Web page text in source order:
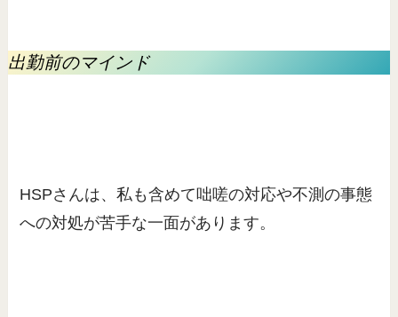
出勤前のマインド
HSPさんは、私も含めて咄嗟の対応や不測の事態
への対処が苦手な一面があります。